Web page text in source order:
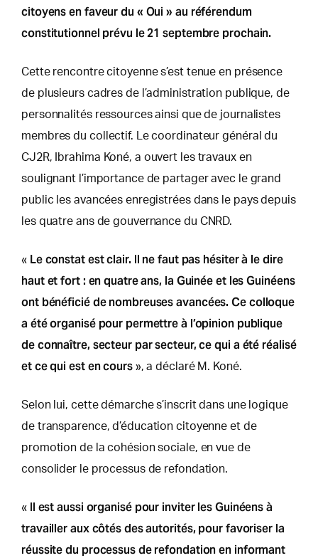
citoyens en faveur du « Oui » au référendum
constitutionnel prévu le 21 septembre prochain.
Cette rencontre citoyenne s’est tenue en présence
de plusieurs cadres de l’administration publique, de
personnalités ressources ainsi que de journalistes
membres du collectif. Le coordinateur général du
CJ2R, Ibrahima Koné, a ouvert les travaux en
soulignant l’importance de partager avec le grand
public les avancées enregistrées dans le pays depuis
les quatre ans de gouvernance du CNRD.
« Le constat est clair. Il ne faut pas hésiter à le dire
haut et fort : en quatre ans, la Guinée et les Guinéens
ont bénéficié de nombreuses avancées. Ce colloque
a été organisé pour permettre à l’opinion publique
de connaître, secteur par secteur, ce qui a été réalisé
et ce qui est en cours », a déclaré M. Koné.
Selon lui, cette démarche s’inscrit dans une logique
de transparence, d’éducation citoyenne et de
promotion de la cohésion sociale, en vue de
consolider le processus de refondation.
« Il est aussi organisé pour inviter les Guinéens à
travailler aux côtés des autorités, pour favoriser la
réussite du processus de refondation en informant